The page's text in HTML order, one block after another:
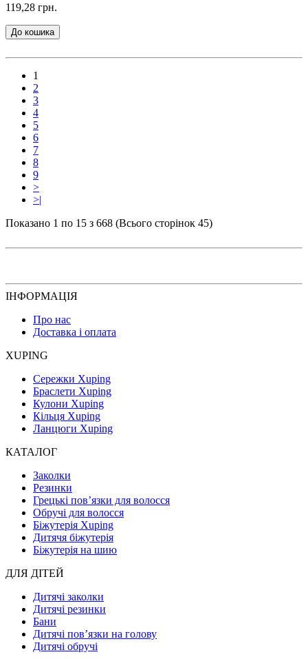
119,28 грн.
До кошика
1
2
3
4
5
6
7
8
9
>
>|
Показано 1 по 15 з 668 (Всього сторінок 45)
ІНФОРМАЦІЯ
Про нас
Доставка і оплата
XUPING
Сережки Xuping
Браслети Xuping
Кулони Xuping
Кільця Xuping
Ланцюги Xuping
КАТАЛОГ
Заколки
Резинки
Грецькі пов’язки для волосся
Обручі для волосся
Біжутерія Xuping
Дитячя біжутерія
Біжутерія на шию
ДЛЯ ДІТЕЙ
Дитячі заколки
Дитячі резинки
Бани
Дитячі пов’язки на голову
Дитячі обручі